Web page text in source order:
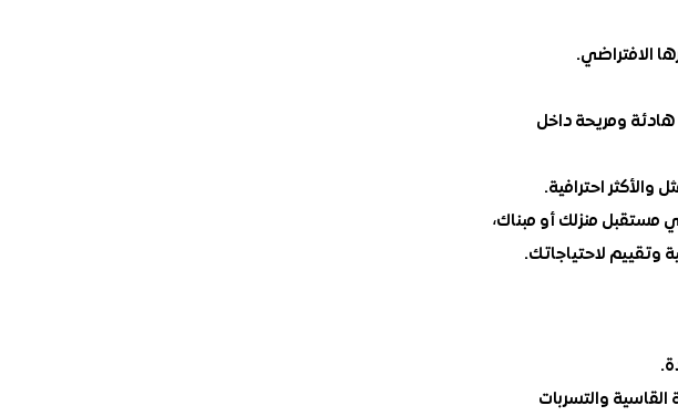
الافتراضي.
هادئة ومريحة داخل
احترافية.
مستقبل منزلك أو مبناك،
وتقييم لاحتياجاتك.
والتسربات